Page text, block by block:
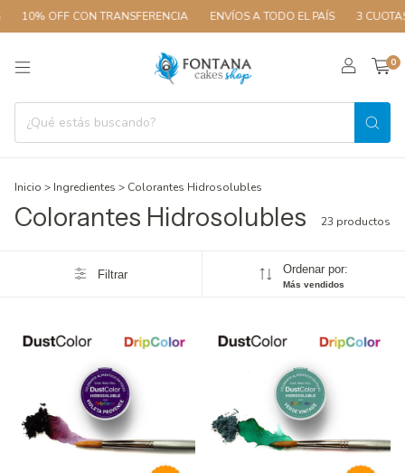
OFF CON TRANSFERENCIA ENVÍOS A TODO EL PAÍS 3 CUOTAS
0
Inicio > Ingredientes > Colorantes Hidrosolubles
Colorantes Hidrosolubles 23 productos
Filtrar Ordenar por:
Más vendidos